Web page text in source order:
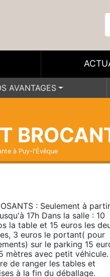
AVANTAGES
à Puy-l'Évêque
: Seulement à
17h Dans la salle : 10
la table et 15 euros les
3 euros le portant( pour
sur le parking 15
mètres avec petit véhicule.
de ranger les tables et
à la fin du déballage.